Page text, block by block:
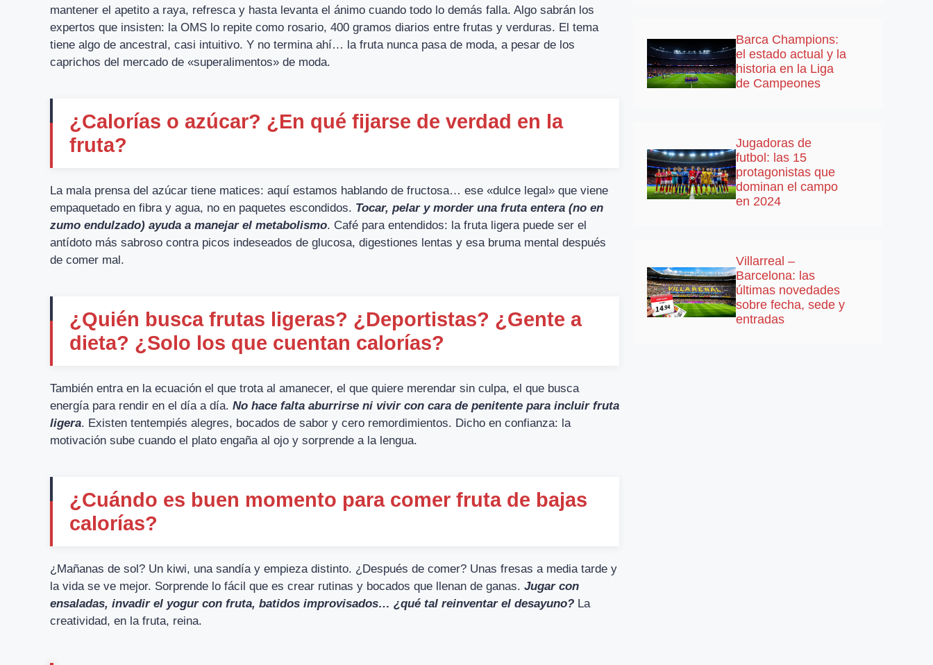
mantener el apetito a raya, refresca y hasta levanta el ánimo cuando todo lo demás falla. Algo sabrán los
expertos que insisten: la OMS lo repite como rosario, 400 gramos diarios entre frutas y verduras. El tema
tiene algo de ancestral, casi intuitivo. Y no termina ahí… la fruta nunca pasa de moda, a pesar de los
caprichos del mercado de «superalimentos» de moda.
¿Calorías o azúcar? ¿En qué fijarse de verdad en la
fruta?
La mala prensa del azúcar tiene matices: aquí estamos hablando de fructosa… ese «dulce legal» que viene
empaquetado en fibra y agua, no en paquetes escondidos. Tocar, pelar y morder una fruta entera (no en
zumo endulzado) ayuda a manejar el metabolismo. Café para entendidos: la fruta ligera puede ser el
antídoto más sabroso contra picos indeseados de glucosa, digestiones lentas y esa bruma mental después
de comer mal.
¿Quién busca frutas ligeras? ¿Deportistas? ¿Gente a
dieta? ¿Solo los que cuentan calorías?
También entra en la ecuación el que trota al amanecer, el que quiere merendar sin culpa, el que busca
energía para rendir en el día a día. No hace falta aburrirse ni vivir con cara de penitente para incluir fruta
ligera. Existen tentempiés alegres, bocados de sabor y cero remordimientos. Dicho en confianza: la
motivación sube cuando el plato engaña al ojo y sorprende a la lengua.
¿Cuándo es buen momento para comer fruta de bajas
calorías?
¿Mañanas de sol? Un kiwi, una sandía y empieza distinto. ¿Después de comer? Unas fresas a media tarde y
la vida se ve mejor. Sorprende lo fácil que es crear rutinas y bocados que llenan de ganas. Jugar con
ensaladas, invadir el yogur con fruta, batidos improvisados… ¿qué tal reinventar el desayuno? La
creatividad, en la fruta, reina.
Barca Champions:
el estado actual y la
historia en la Liga
de Campeones
Jugadoras de
futbol: las 15
protagonistas que
dominan el campo
en 2024
Villarreal –
Barcelona: las
últimas novedades
sobre fecha, sede y
entradas